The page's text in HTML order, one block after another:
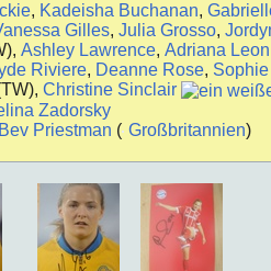
, Kadeisha Buchanan,
Gilles,Julia Grosso,
Ashley Lawrence,Adriana Leon
Riviere, Deanne Rose,
Christine Sinclair
Zadorsky
Bev Priestman ( Großbritannien)